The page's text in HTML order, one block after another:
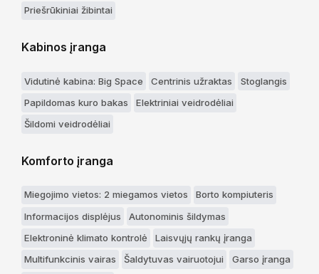
Priešrūkiniai žibintai
Kabinos įranga
Vidutinė kabina: Big Space Centrinis užraktas
Stoglangis
Papildomas kuro bakas
Elektriniai veidrodėliai
Šildomi veidrodėliai
Komforto įranga
Miegojimo vietos: 2 miegamos vietos
Borto kompiuteris
Informacijos displėjus
Autonominis šildymas
Elektroninė klimato kontrolė
Laisvųjų rankų įranga
Multifunkcinis vairas
Šaldytuvas vairuotojui
Garso įranga